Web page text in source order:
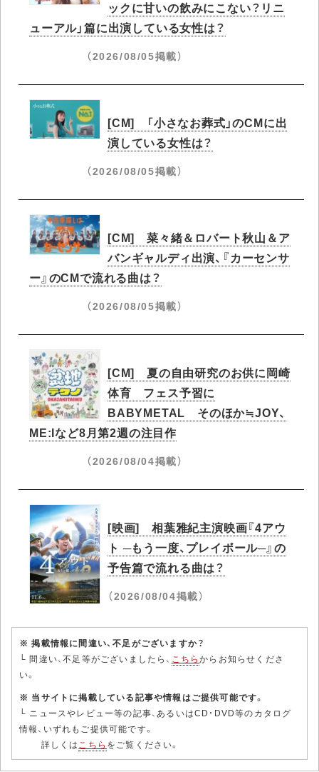
ックに甘いの飲みにこない？リニ
ューアル」篇に出演している女性は？
（2026/08/05掲載）
[CM] 「小さなお葬式」のCMに出
演している女性は？
（2026/08/05掲載）
[CM] 菜々緒＆ロバート秋山＆ア
バンギャルディ出演、『カーセンサ
ー』のCMで流れる曲は？
（2026/08/05掲載）
[CM] 夏の自由研究のお供に岡崎
体育 フェス予習に
BABYMETAL そのほか≒JOY、
ME:Iなど8月第2週の注目作
（2026/08/04掲載）
[映画] 相葉雅紀主演映画『4アウ
ト ─もう一度、プレイボール─』の
予告篇で流れる曲は？
（2026/08/04掲載）
※ 掲載情報に間違い、不足がございますか？
└ 間違い、不足等がございましたら、 こちらからお知らせくださ
い。
※ 当サイトに掲載している記事や情報はご提供可能です。
└ ニュースやレビュー等の記事、あるいはCD・DVD等のカタログ
情報、いずれもご提供可能です。
詳しくはこちら をご覧ください。